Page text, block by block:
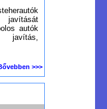
javítását
autók
javítás,
>>>